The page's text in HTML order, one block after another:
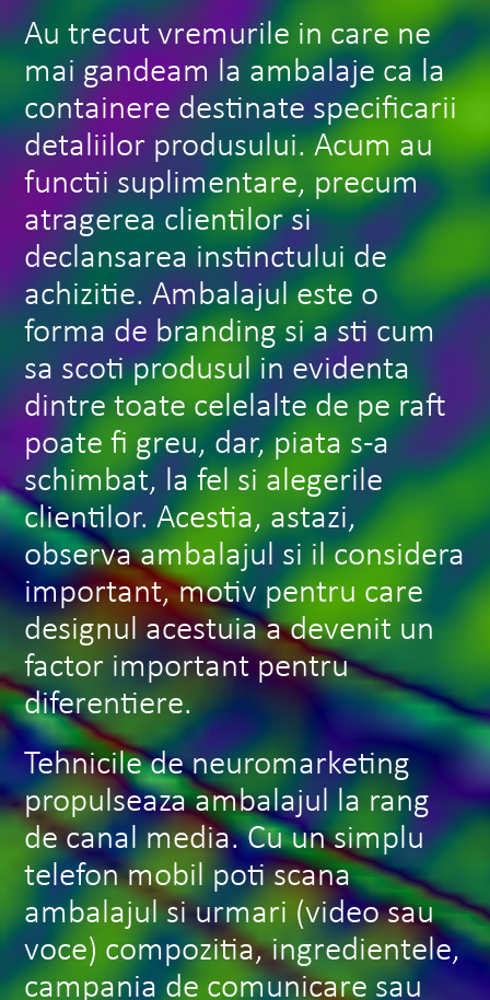
Au trecut vremurile in care ne
mai gandeam la ambalaje ca la
containere destinate specificarii
detaliilor produsului. Acum au
functii suplimentare, precum
atragerea clientilor si
declansarea instinctului de
achizitie. Ambalajul este o
forma de branding si a sti cum
sa scoti produsul in evidenta
dintre toate celelalte de pe raft
poate fi greu, dar, piata s-a
schimbat, la fel si alegerile
clientilor. Acestia, astazi,
observa ambalajul si il considera
important, motiv pentru care
designul acestuia a devenit un
factor important pentru
diferentiere.
Tehnicile de neuromarketing
propulseaza ambalajul la rang
de canal media. Cu un simplu
telefon mobil poti scana
ambalajul si urmari (video sau
voce) compozitia, ingredientele,
campania de comunicare sau